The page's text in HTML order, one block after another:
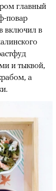
главный
повар
включил в
и тыквой,
а